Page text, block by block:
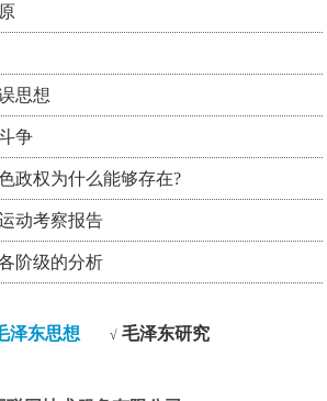
思想
争
政权为什么能够存在?
动考察报告
阶级的分析
泽东思想 √ 毛泽东研究